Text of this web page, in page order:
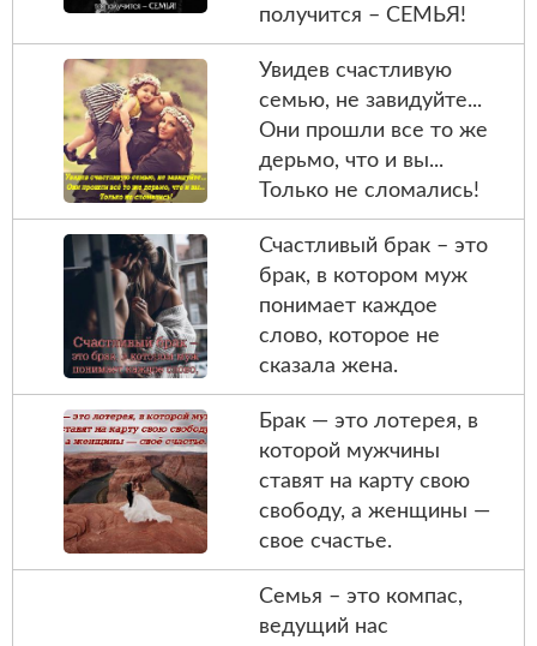
получится – СЕМЬЯ!
Увидев счастливую
семью, нe завидуйте...
Они прoшли все тo же
дерьмо, что и вы...
Только нe cломались!
Счастливый брак – это
брак, в котором муж
понимает каждое
слово, которое не
сказала жена.
Брак — это лотерея, в
которой мужчины
ставят на карту свою
свободу, а женщины —
свое счастье.
Семья – это компас,
ведущий нас